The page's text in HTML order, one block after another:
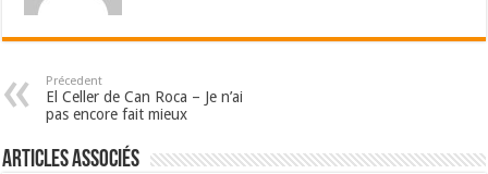
Précedent
El Celler de Can Roca – Je n’ai
pas encore fait mieux
Articles associés